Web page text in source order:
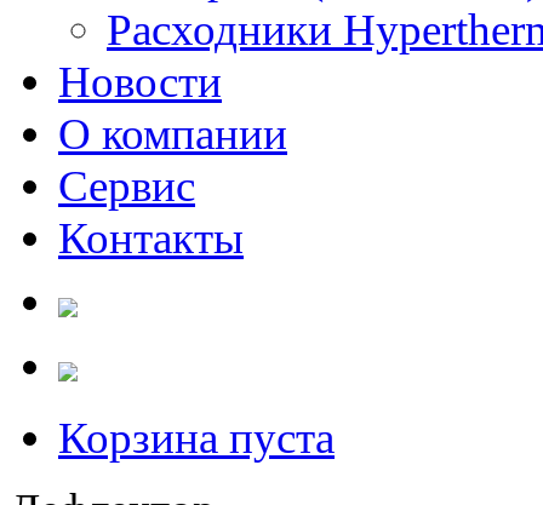
Расходники
Новости
О компании
Сервис
Контакты
Корзина пуста